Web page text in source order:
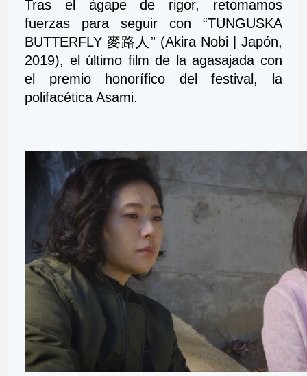
Tras el ágape de rigor, retomamos
fuerzas para seguir con “TUNGUSKA
BUTTERFLY 麥路人” (Akira Nobi | Japón,
2019), el último film de la agasajada con
el premio honorífico del festival, la
polifacética Asami.